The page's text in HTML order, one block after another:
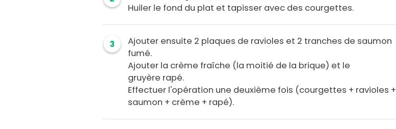
Huiler le fond du plat et tapisser avec des courgettes.
3
Ajouter ensuite 2 plaques de ravioles et 2 tranches de saumon
fumé.
Ajouter la crème fraîche (la moitié de la brique) et le
gruyère rapé.
Effectuer l'opération une deuxième fois (courgettes + ravioles +
saumon + crème + rapé).